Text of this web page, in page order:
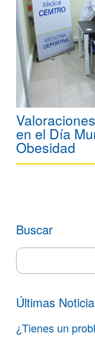
en el Día
Obesidad
Buscar
Search
for:
Últimas
¿Tienes un